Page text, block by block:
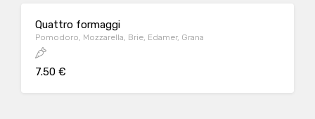
Quattro formaggi
Pomodoro, Mozzarella, Brie, Edamer, Grana
7.50 €